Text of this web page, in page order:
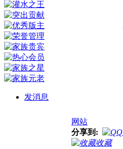
发消息
网站
分享到:
收藏